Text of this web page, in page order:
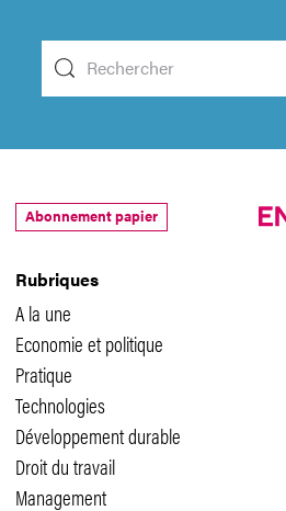
Rubriques
A la une
Economie et politique
Pratique
Technologies
Développement durable
Droit du travail
Management
Abonnement papier